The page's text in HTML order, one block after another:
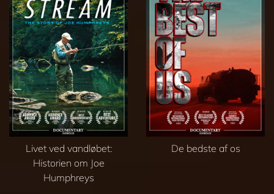
Livet ved vandløbet:
Historien om Joe
Humphreys
De bedste af os